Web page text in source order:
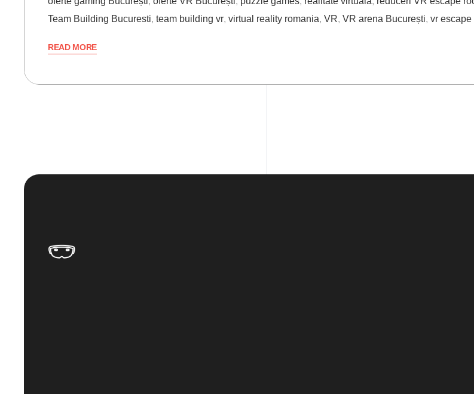
Team Building Bucuresti, team building vr, virtual reality romania, VR, VR arena București, vr escape
READ MORE